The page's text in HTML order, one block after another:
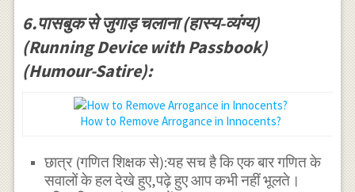
6.पासबुक से जुगाड़ चलाना (हास्य-व्यंग्य)
(Running Device with Passbook)
(Humour-Satire):
How to Remove Arrogance in Innocents?
छात्र (गणित शिक्षक से):यह सच है कि एक बार गणित के
सवालों के हल देखे हुए,पढ़े हुए आप कभी नहीं भूलते।